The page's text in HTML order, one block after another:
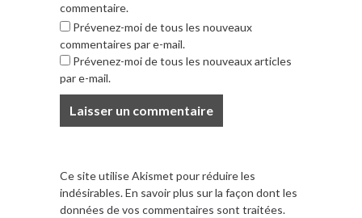
commentaire.
Prévenez-moi de tous les nouveaux
commentaires par e-mail.
Prévenez-moi de tous les nouveaux articles
par e-mail.
Ce site utilise Akismet pour réduire les
indésirables.En savoir plus sur la façon dont les
données de vos commentaires sont traitées.